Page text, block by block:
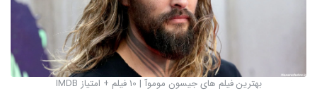
بهترین فیلم های جیسون موموآ | 10 فیلم + امتیاز IMDB